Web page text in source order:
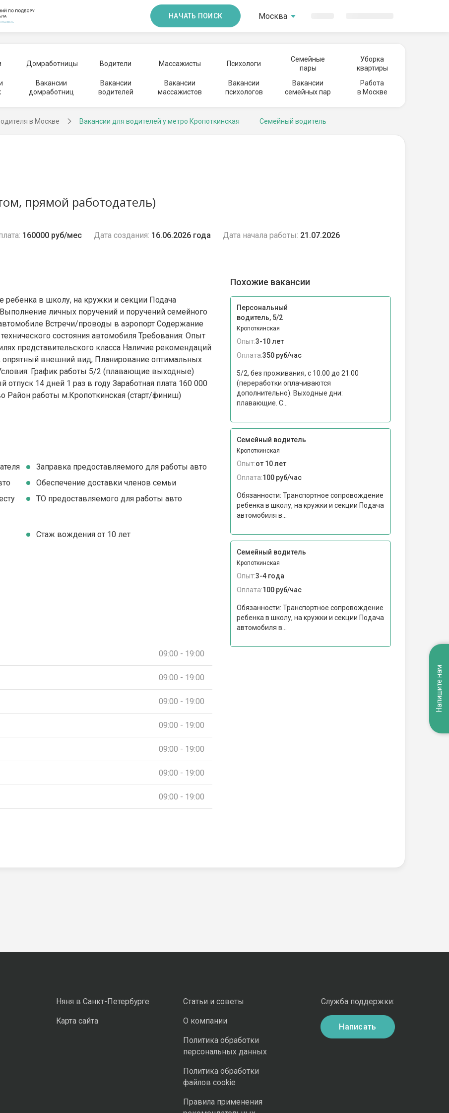
НАЧАТЬ ПОИСК Москва
Домработницы Водители Массажисты Психологи
Семейные
пары
Уборка
квартиры
Вакансии
домработниц
Вакансии
водителей
Вакансии
массажистов
Вакансии
психологов
Вакансии
семейных пар
Работа
в Москве
в Москве Вакансии для водителей у метро Кропоткинская Семейный водитель
прямой работодатель)
160000 руб/мес Дата создания: 16.06.2026 года Дата начала работы: 21.07.2026
ребенка в школу, на кружки и секции Подача
личных поручений и поручений семейного
Встречи/проводы в аэропорт Содержание
состояния автомобиля Требования: Опыт
представительского класса Наличие рекомендаций
опрятный внешний вид; Планирование оптимальных
График работы 5/2 (плавающие выходные)
14 дней 1 раз в году Заработная плата 160 000
Район работы м.Кропоткинская (старт/финиш)
Заправка предоставляемого для работы авто
Обеспечение доставки членов семьи
ТО предоставляемого для работы авто
Стаж вождения от 10 лет
09:00 - 19:00
09:00 - 19:00
09:00 - 19:00
09:00 - 19:00
09:00 - 19:00
09:00 - 19:00
09:00 - 19:00
Похожие вакансии
Персональный
водитель, 5/2
Кропоткинская
Опыт:3-10 лет
Оплата:350 руб/час
5/2, без проживания, с 10.00 до 21.00
(переработки оплачиваются
дополнительно). Выходные дни:
плавающие. С...
Семейный водитель
Кропоткинская
Опыт:от 10 лет
Оплата:100 руб/час
Обязанности: Транспортное сопровождение
ребенка в школу, на кружки и секции Подача
автомобиля в...
Семейный водитель
Кропоткинская
Опыт:3-4 года
Оплата:100 руб/час
Обязанности: Транспортное сопровождение
ребенка в школу, на кружки и секции Подача
автомобиля в...
Няня в Санкт-Петербурге
Карта сайта
Статьи и советы
О компании
Политика обработки
персональных данных
Политика обработки
файлов cookie
Правила применения
Служба поддержки:
Написать
Напишите нам